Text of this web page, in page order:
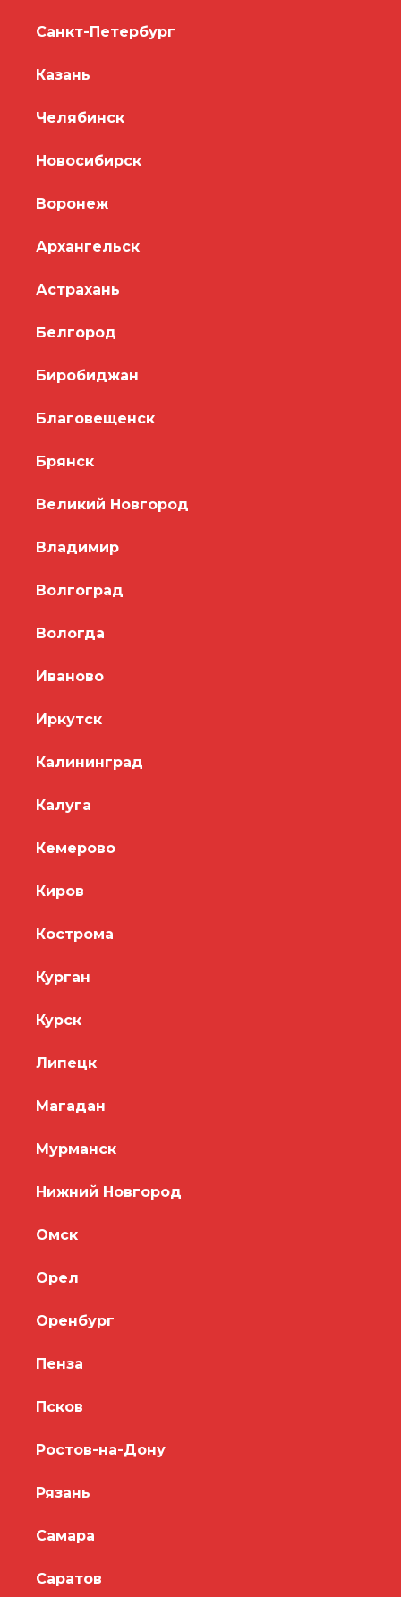
Санкт-Петербург
Казань
Челябинск
Новосибирск
Воронеж
Архангельск
Астрахань
Белгород
Биробиджан
Благовещенск
Брянск
Великий Новгород
Владимир
Волгоград
Вологда
Иваново
Иркутск
Калининград
Калуга
Кемерово
Киров
Кострома
Курган
Курск
Липецк
Магадан
Мурманск
Нижний Новгород
Омск
Орел
Оренбург
Пенза
Псков
Ростов-на-Дону
Рязань
Самара
Саратов